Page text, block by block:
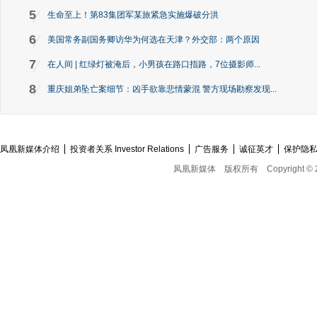
5 生命至上！第83集团军某旅紧急实施爆破分洪
6 美国常务副国务卿访华为何选在天津？外交部：两个原因
7 在人间 | 红绿灯被淹后，小男孩在路口指路，7位摄影师...
8 重庆姐弟坠亡案细节：凶手欲靠悲情蒙混 警方现场勘察发现...
凤凰新媒体介绍 投资者关系 Investor Relations 广告服务 诚征英才
保护隐
凤凰新媒体
版权所有 Copyright ©